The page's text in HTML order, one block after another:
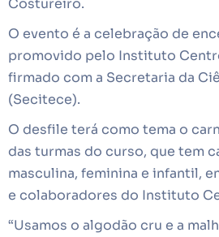
O evento é a celebração de
promovido pelo Instituto
firmado com a Secretaria da
(Secitece).
O desfile terá como tema o
das turmas do curso, que tem
masculina, feminina e infantil,
e colaboradores do Instituto
“Usamos o algodão cru e a